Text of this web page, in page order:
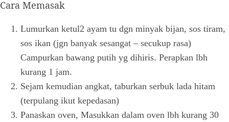
Cara Memasak
Lumurkan ketul2 ayam tu dgn minyak bijan, sos tiram,
sos ikan (jgn banyak sesangat – secukup rasa)
Campurkan bawang putih yg dihiris. Perapkan lbh
kurang 1 jam.
Sejam kemudian angkat, taburkan serbuk lada hitam
(terpulang ikut kepedasan)
Panaskan oven, Masukkan dalam oven lbh kurang 30